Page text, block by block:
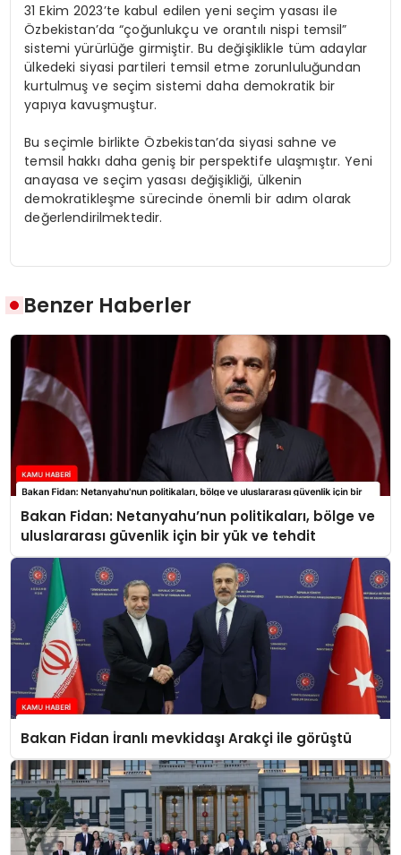
31 Ekim 2023’te kabul edilen yeni seçim yasası ile
Özbekistan’da “çoğunlukçu ve orantılı nispi temsil”
sistemi yürürlüğe girmiştir. Bu değişiklikle tüm adaylar
ülkedeki siyasi partileri temsil etme zorunluluğundan
kurtulmuş ve seçim sistemi daha demokratik bir
yapıya kavuşmuştur.
Bu seçimle birlikte Özbekistan’da siyasi sahne ve
temsil hakkı daha geniş bir perspektife ulaşmıştır. Yeni
anayasa ve seçim yasası değişikliği, ülkenin
demokratikleşme sürecinde önemli bir adım olarak
değerlendirilmektedir.
Benzer Haberler
Bakan Fidan: Netanyahu’nun politikaları, bölge ve
uluslararası güvenlik için bir yük ve tehdit
Bakan Fidan İranlı mevkidaşı Arakçi ile görüştü